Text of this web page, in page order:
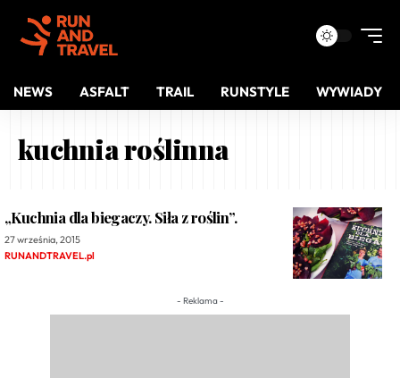
NEWS ASFALT TRAIL RUNSTYLE WYWIADY
kuchnia roślinna
„Kuchnia dla biegaczy. Siła z roślin”.
27 września, 2015
RUNANDTRAVEL.pl
- Reklama -